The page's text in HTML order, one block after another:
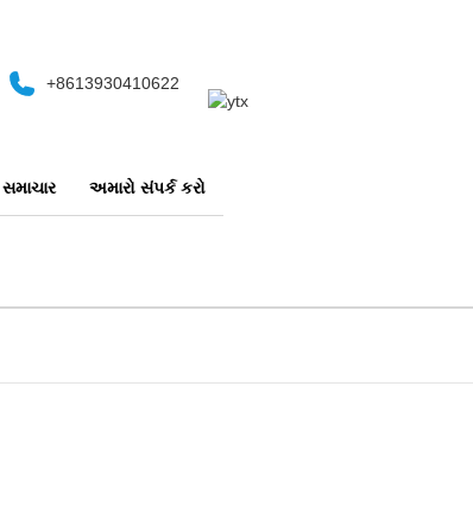
+8613930410622
સમાચાર અમારો સંપર્ક કરો